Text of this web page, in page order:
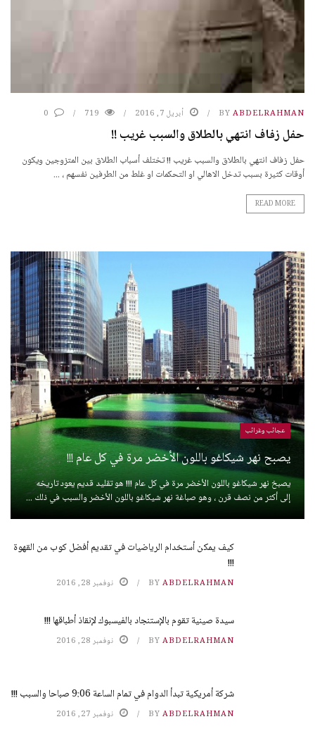
BY ABDELRAHMAN أبريل 7, 2016 719
0
حفل زفاف انتهي بالطلاق والسبب غريب !!
حفل زفاف انتهي بالطلاق والسبب غريب !! تختلف أسباب الطلاق بين المتزوجين ويكون
أوقات كثيرة بسبب تدخل الاهالي او التحكمات او غلط من الطرفين نفسهم ، ...
READ MORE
عجائب وغرائب
يصبح نهر شيكاغو باللون الأخضر مرة في كل عام !!!
يصبخ نهر شيكاغو باللون الأخضر مرة في كل عام !!! هو تقليد قديم يعود تاريخه
إلى أكثر من نصف قرن ، وهو صباغة نهر شيكاغو باللون الأخضر والسبب في ذلك ...
كيف يمكن أستخدام الرياضيات في تقديم أفضل كوب من القهوة
!!!
BY ABDELRAHMAN نوفمبر 28, 2016
سيدة صينية تقوم بالإستنجاد بالفيسبوك لإنقاذ أطباقها !!!
BY ABDELRAHMAN نوفمبر 28, 2016
شركة أمريكية تبدأ الدوام في تمام الساعة 9:06 صباحا والسبب !!!
BY ABDELRAHMAN نوفمبر 27, 2016